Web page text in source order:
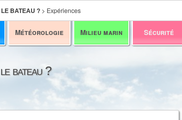
Météorologie Milieu marin Sécurité
BATEAU ? > Expériences
bateau ?